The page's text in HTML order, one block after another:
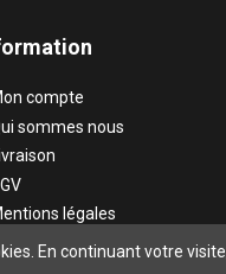
compte
sommes nous
légales
nous
En continuant votre